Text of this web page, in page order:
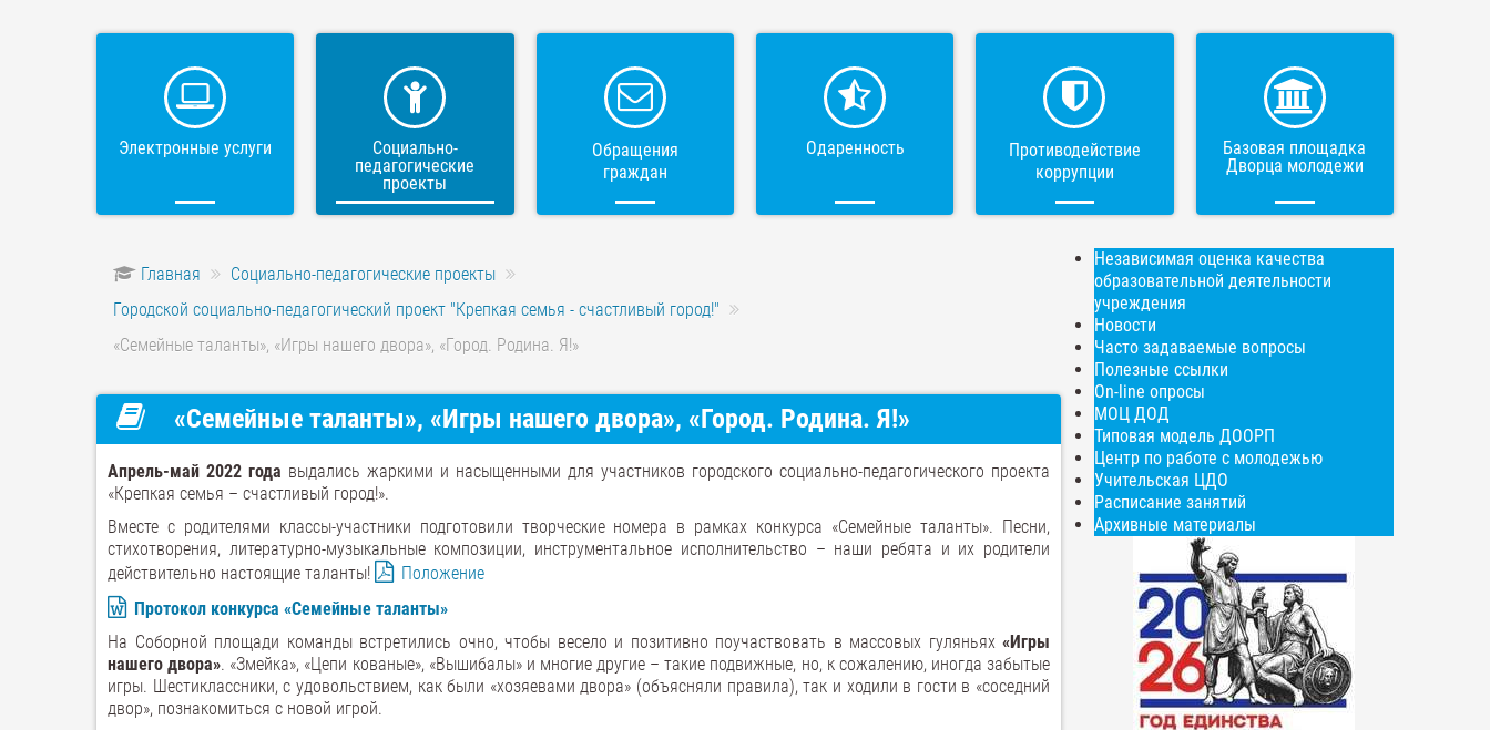
Электронные услуги
Социально-
педагогические
проекты
Обращения
граждан
Одаренность
Противодействие
коррупции
Базовая площадка
Дворца молодежи
Главная
Социально-педагогические проекты
Городской социально-педагогический проект "Крепкая семья - счастливый город!"
«Семейные таланты», «Игры нашего двора», «Город. Родина. Я!»
«Семейные таланты», «Игры нашего двора», «Город. Родина. Я!»
Апрель-май 2022 года выдались жаркими и насыщенными для участников городского социально-педагогического проекта
«Крепкая семья – счастливый город!».
Вместе с родителями классы-участники подготовили творческие номера в рамках конкурса «Семейные таланты». Песни,
стихотворения, литературно-музыкальные композиции, инструментальное исполнительство – наши ребята и их родители
действительно настоящие таланты!
Положение
Протокол конкурса «Семейные таланты»
На Соборной площади команды встретились очно, чтобы весело и позитивно поучаствовать в массовых гуляньях «Игры
нашего двора». «Змейка», «Цепи кованые», «Вышибалы» и многие другие – такие подвижные, но, к сожалению, иногда забытые
игры. Шестиклассники, с удовольствием, как были «хозяевами двора» (объясняли правила), так и ходили в гости в «соседний
двор», познакомиться с новой игрой.
Независимая оценка качества
образовательной деятельности
учреждения
Новости
Часто задаваемые вопросы
Полезные ссылки
On-line опросы
МОЦ ДОД
Типовая модель ДООРП
Центр по работе с молодежью
Учительская ЦДО
Расписание занятий
Архивные материалы